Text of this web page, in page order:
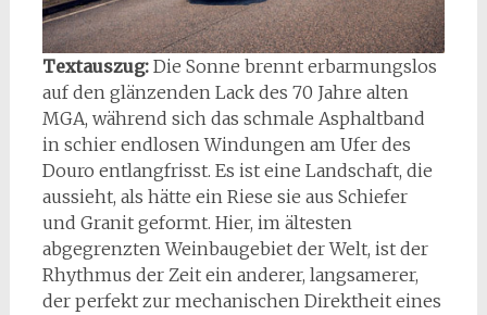
Textauszug: Die Sonne brennt erbarmungslos
auf den glänzenden Lack des 70 Jahre alten
MGA, während sich das schmale Asphaltband
in schier endlosen Windungen am Ufer des
Douro entlangfrisst. Es ist eine Landschaft, die
aussieht, als hätte ein Riese sie aus Schiefer
und Granit geformt. Hier, im ältesten
abgegrenzten Weinbaugebiet der Welt, ist der
Rhythmus der Zeit ein anderer, langsamerer,
der perfekt zur mechanischen Direktheit eines